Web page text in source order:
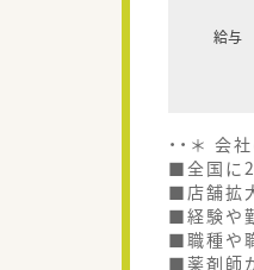
給与
・・＊ 会
■全国に
■店舗拡
■経験や
■職種や
■薬剤師